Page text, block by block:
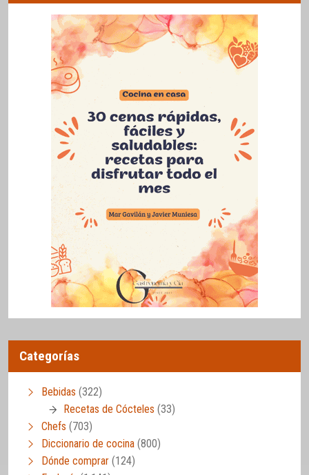
Categorías
Bebidas (322)
Recetas de Cócteles (33)
Chefs (703)
Diccionario de cocina (800)
Dónde comprar (124)